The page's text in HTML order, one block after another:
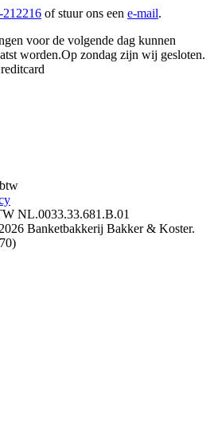
212216 of stuur ons een e-mail.
voor de volgende dag kunnen
worden.Op zondag zijn wij gesloten.
NL.0033.33.681.B.01
Banketbakkerij Bakker & Koster.